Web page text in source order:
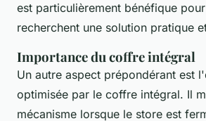
est particulièrement bénéfique
recherchent une solution pratique
Importance du coffre intégral
Un autre aspect prépondérant est
optimisée par le coffre intégral. Il
mécanisme lorsque le store est